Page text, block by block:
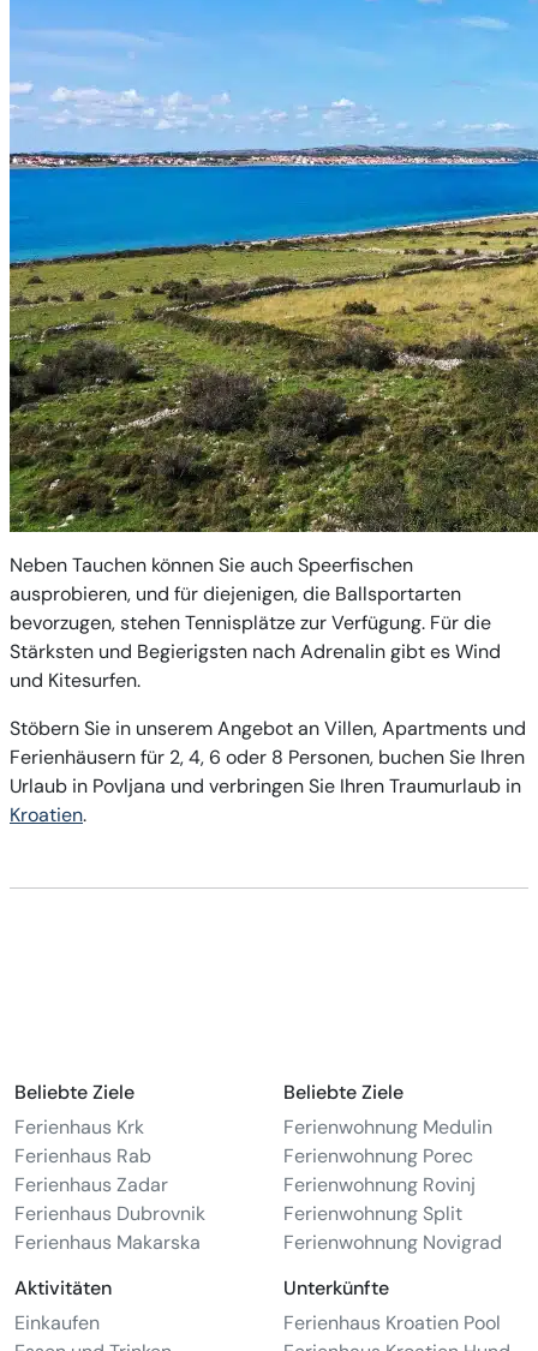
Neben Tauchen können Sie auch Speerfischen
ausprobieren, und für diejenigen, die Ballsportarten
bevorzugen, stehen Tennisplätze zur Verfügung. Für die
Stärksten und Begierigsten nach Adrenalin gibt es Wind
und Kitesurfen.
Stöbern Sie in unserem Angebot an Villen, Apartments und
Ferienhäusern für 2, 4, 6 oder 8 Personen, buchen Sie Ihren
Urlaub in Povljana und verbringen Sie Ihren Traumurlaub in
Kroatien.
Beliebte Ziele
Ferienhaus Krk
Ferienhaus Rab
Ferienhaus Zadar
Ferienhaus Dubrovnik
Ferienhaus Makarska
Beliebte Ziele
Ferienwohnung Medulin
Ferienwohnung Porec
Ferienwohnung Rovinj
Ferienwohnung Split
Ferienwohnung Novigrad
Aktivitäten
Einkaufen
Unterkünfte
Ferienhaus Kroatien Pool